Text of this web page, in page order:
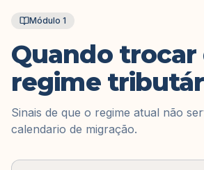
Módulo 1
Quando trocar
regime
Sinais de que o regime atual não
calendario de migração.